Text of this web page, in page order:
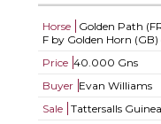
Horse
Golden Path
F by Golden Horn
Price 40.000 Gns
Buyer Evan Williams
Sale
Tattersalls